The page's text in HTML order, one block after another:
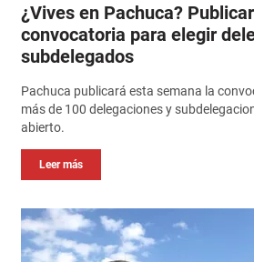
¿Vives en Pachuca?
convocatoria para elegir
subdelegados
Pachuca publicará esta semana la
más de 100 delegaciones y
abierto.
Leer más